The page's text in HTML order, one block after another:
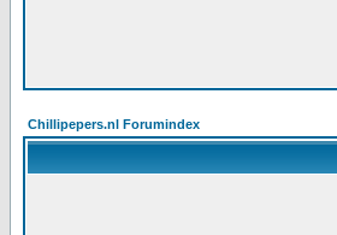
Chillipepers.nl Forumindex